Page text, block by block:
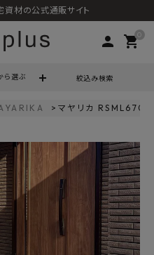
資材の公式通販サイト
person 0
shopping_cart
ら選ぶ 絞込み検索
日祝）
マヤリカ